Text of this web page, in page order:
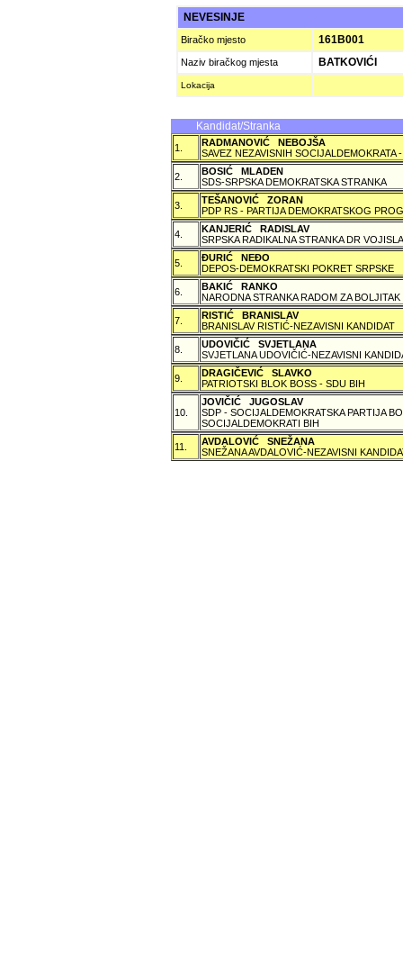
NEVESINJE
Biračko mjesto 161B001
Naziv biračkog mjesta BATKOVIĆI
Lokacija
Kandidat/Stranka
1.
RADMANOVIĆ NEBOJŠA
SAVEZ NEZAVISNIH SOCIJALDEMOKRATA
2.
BOSIĆ MLADEN
SDS-SRPSKA DEMOKRATSKA STRANKA
3.
TEŠANOVIĆ ZORAN
PDP RS - PARTIJA DEMOKRATSKOG
4.
KANJERIĆ RADISLAV
SRPSKA RADIKALNA STRANKA DR
5.
ÐURIĆ NEÐO
DEPOS-DEMOKRATSKI POKRET SRPSKE
6.
BAKIĆ RANKO
NARODNA STRANKA RADOM ZA BOLJITAK
7.
RISTIĆ BRANISLAV
BRANISLAV RISTIĆ-NEZAVISNI KANDIDAT
8.
UDOVIČIĆ SVJETLANA
SVJETLANA UDOVIČIĆ-NEZAVISNI
9.
DRAGIČEVIĆ SLAVKO
PATRIOTSKI BLOK BOSS - SDU BIH
10.
JOVIČIĆ JUGOSLAV
SDP - SOCIJALDEMOKRATSKA PARTIJA
SOCIJALDEMOKRATI BIH
11.
AVDALOVIĆ SNEŽANA
SNEŽANA AVDALOVIĆ-NEZAVISNI